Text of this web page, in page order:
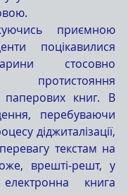
поцікавилися
стосовно
паперових книг. В
перебуваючи
діджиталізації,
текстам на
врешті-решт, у
книга